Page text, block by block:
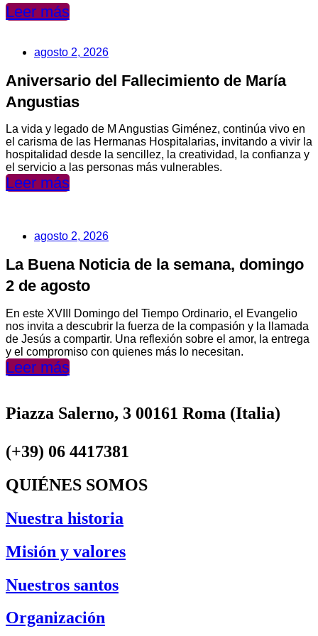
Leer más
agosto 2, 2026
Aniversario del Fallecimiento de María
Angustias
La vida y legado de M Angustias Giménez, continúa vivo en
el carisma de las Hermanas Hospitalarias, invitando a vivir la
hospitalidad desde la sencillez, la creatividad, la confianza y
el servicio a las personas más vulnerables.
Leer más
agosto 2, 2026
La Buena Noticia de la semana, domingo
2 de agosto
En este XVIII Domingo del Tiempo Ordinario, el Evangelio
nos invita a descubrir la fuerza de la compasión y la llamada
de Jesús a compartir. Una reflexión sobre el amor, la entrega
y el compromiso con quienes más lo necesitan.
Leer más
Piazza Salerno, 3 00161 Roma (Italia)
(+39) 06 4417381
QUIÉNES SOMOS
Nuestra historia
Misión y valores
Nuestros santos
Organización